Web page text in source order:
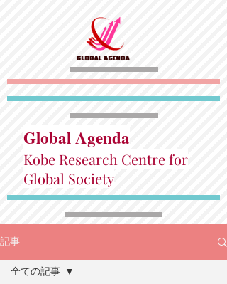
Global Agenda
Kobe Research Centre for
Global Society
記事
全ての記事